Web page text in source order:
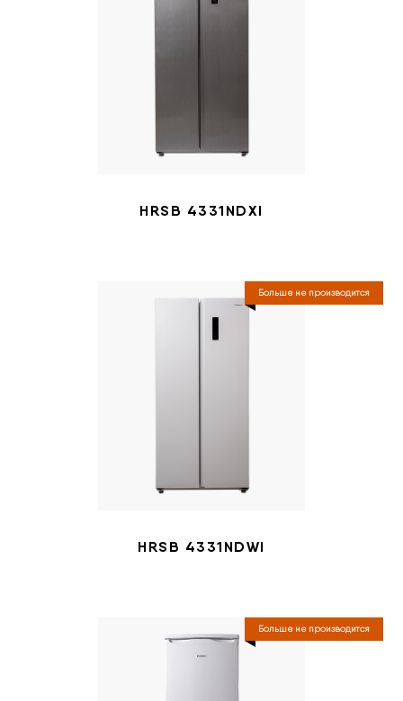
HRSB 4331NDXI
Больше не производится
HRSB 4331NDWI
Больше не производится